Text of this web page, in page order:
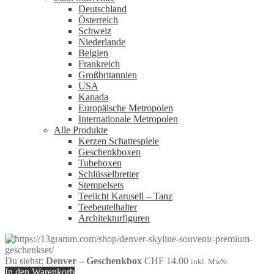
Deutschland
Österreich
Schweiz
Niederlande
Belgien
Frankreich
Großbritannien
USA
Kanada
Europäische Metropolen
Internationale Metropolen
Alle Produkte
Kerzen Schattespiele
Geschenkboxen
Tubeboxen
Schlüsselbretter
Stempelsets
Teelicht Karusell – Tanz
Teebeutelhalter
Architekturfiguren
Du siehst: Denver – Geschenkbox CHF 14.00 inkl. MwSt